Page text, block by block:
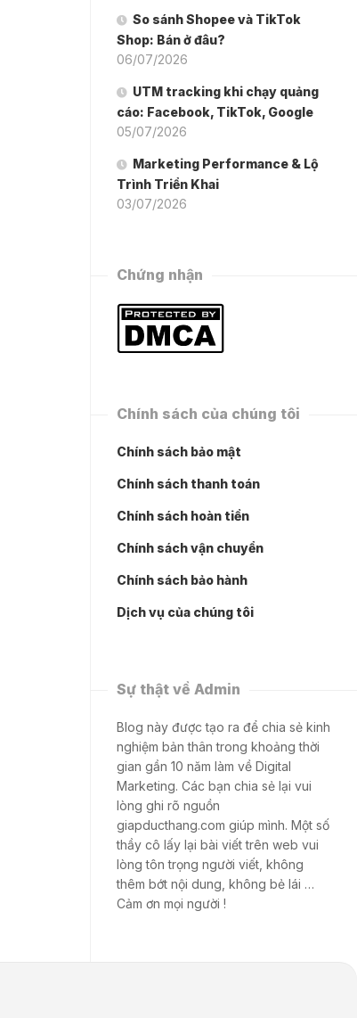
So sánh Shopee và TikTok
Shop: Bán ở đâu?
06/07/2026
UTM tracking khi chạy quảng
cáo: Facebook, TikTok, Google
05/07/2026
Marketing Performance & Lộ
Trình Triển Khai
03/07/2026
Chứng nhận
Chính sách của chúng tôi
Chính sách bảo mật
Chính sách thanh toán
Chính sách hoàn tiền
Chính sách vận chuyển
Chính sách bảo hành
Dịch vụ của chúng tôi
Sự thật về Admin
Blog này được tạo ra để chia sẻ kinh
nghiệm bản thân trong khoảng thời
gian gần 10 năm làm về Digital
Marketing. Các bạn chia sẻ lại vui
lòng ghi rõ nguồn
giapducthang.com giúp mình. Một số
thầy cô lấy lại bài viết trên web vui
lòng tôn trọng người viết, không
thêm bớt nội dung, không bẻ lái …
Cảm ơn mọi người !